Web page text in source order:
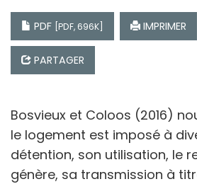
PDF [PDF, 696K] IMPRIMER
PARTAGER
Bosvieux et Coloos (2016)
le logement est imposé à
détention, son utilisation, le
génère, sa transmission à